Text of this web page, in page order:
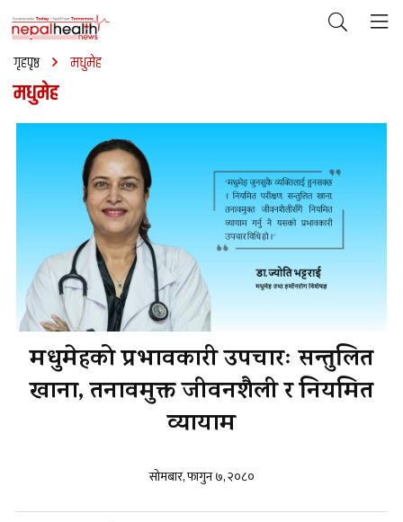
गृहपृष्ठ मधुमेह
मधुमेह
मधुमेहको प्रभावकारी उपचारः सन्तुलित
खाना, तनावमुक्त जीवनशैली र नियमित
व्यायाम
सोमबार, फागुन ७, २०८०